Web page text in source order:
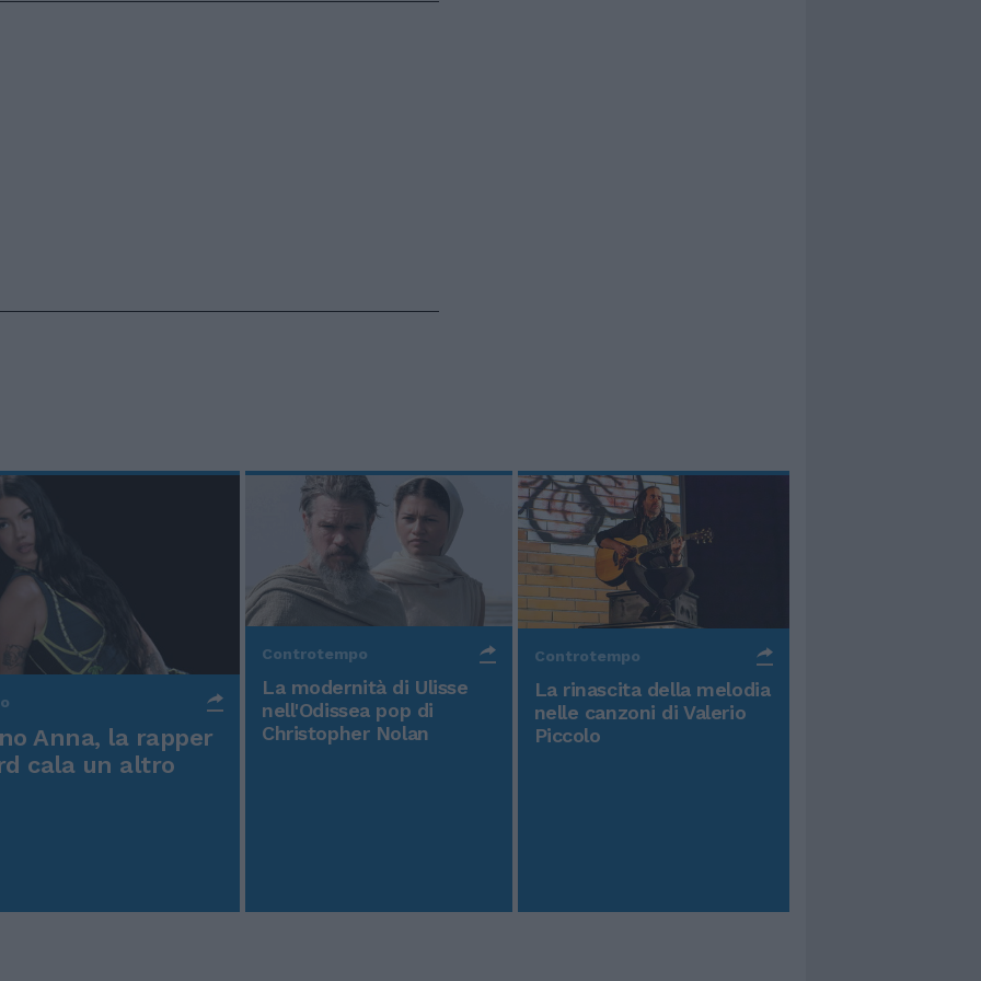
Anna, la rapper
cala un altro
Controtempo
La modernità di Ulisse
nell'Odissea pop di
Christopher Nolan
Controtempo
La rinascita della melodia
nelle canzoni di Valerio
Piccolo